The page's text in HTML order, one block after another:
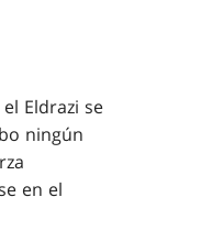
Eldrazi se
ningún
en el